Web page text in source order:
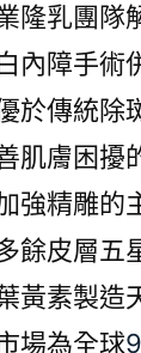
隆乳團隊
內障手術
於傳統除
肌膚困擾
強精雕的
餘皮層五
黃素製造
場為全球